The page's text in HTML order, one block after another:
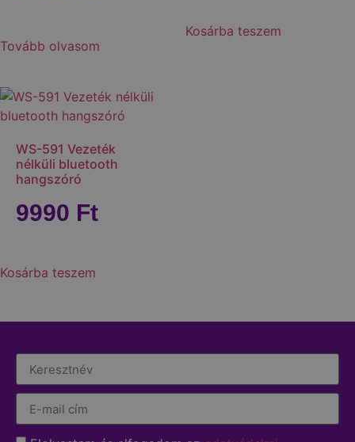
Tovább olvasom
Kosárba teszem
WS-591 Vezeték
nélküli bluetooth
hangszóró
9990 Ft
Kosárba teszem